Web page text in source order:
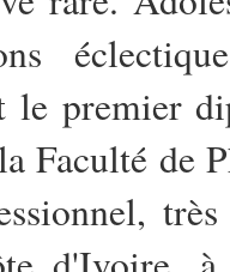
premier
Faculté de